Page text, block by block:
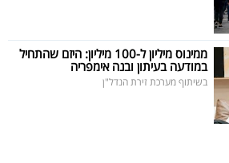
ממינוס מיליון ל-100 מיליון: היזם שהתחיל
במודעה בעיתון ובנה אימפריה
בשיתוף מערכת זירת הנדל"ן